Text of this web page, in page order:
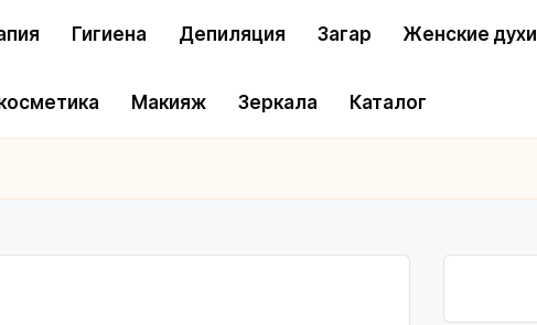
Гигиена Депиляция Загар Женские духи
Макияж Зеркала Каталог